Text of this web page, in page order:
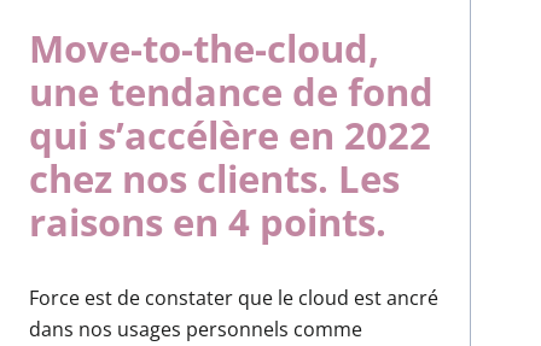
Move-to-the-cloud,
une tendance de fond
qui s’accélère en 2022
chez nos clients. Les
raisons en 4 points.
Force est de constater que le cloud est ancré
dans nos usages personnels comme